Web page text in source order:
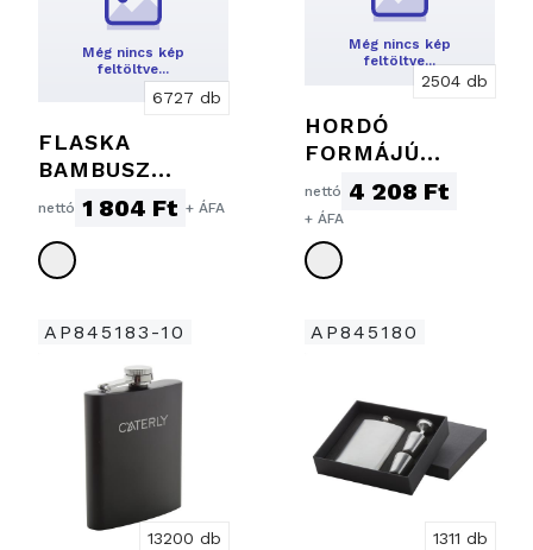
Még nincs kép
feltöltve…
6727 db
FLASKA
BAMBUSZ
BEVONATTAL,
170 ML
nettó 1 804 Ft + ÁFA
Még nincs kép
feltöltve…
2504 db
HORDÓ
FORMÁJÚ
FLASKA, 600
ML
nettó 4 208 Ft
+ ÁFA
AP845183-10
13200 db
AP845180
1311 db